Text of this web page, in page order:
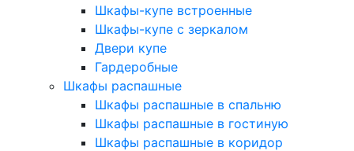
Шкафы-купе встроенные
Шкафы-купе с зеркалом
Двери купе
Гардеробные
Шкафы распашные
Шкафы распашные в спальню
Шкафы распашные в гостиную
Шкафы распашные в коридор